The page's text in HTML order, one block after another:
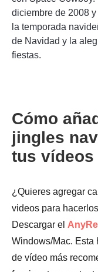
diciembre de 2008
la temporada
de Navidad y la
fiestas.
Cómo
jingles
tus vídeos
¿Quieres agregar
videos para
Descargar el
Windows/Mac. Esta
de vídeo más